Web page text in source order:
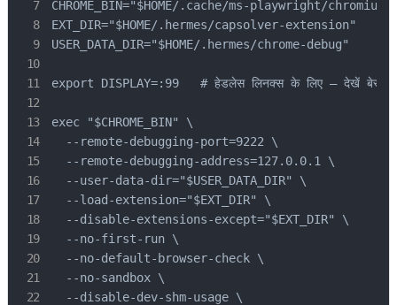
CHROME_BIN="$HOME/.cache/ms-playwright/
EXT_DIR="$HOME/.hermes/capsolver-extension"
USER_DATA_DIR="$HOME/.hermes/chrome-debug"
export DISPLAY=:99   # हेडलेस लिनक्स के लिए — देखें बेस्ट
exec "$CHROME_BIN" \
  --remote-debugging-port=9222 \
  --remote-debugging-address=127.0.0.1 \
  --user-data-dir="$USER_DATA_DIR" \
  --load-extension="$EXT_DIR" \
  --disable-extensions-except="$EXT_DIR" \
  --no-first-run \
  --no-default-browser-check \
  --no-sandbox \
  --disable-dev-shm-usage \